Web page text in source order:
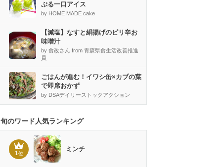
ぷる一口アイス
by HOME MADE cake
【減塩】なすと絹揚げのピリ辛お
味噌汁
by 食改さん from 青森県食生活改善推進
員
ごはんが進む！イワシ缶×カブの葉
で即席おかず
by DSAデイリーストックアクション
旬のワード人気ランキング
1位
ミンチ